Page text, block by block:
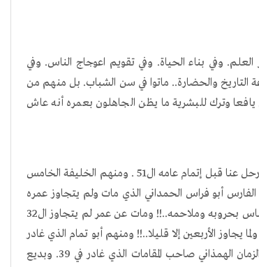
وفي بناء الحياة. وفي تقويم اعوجاج الناس. وفي
التاريخ والحضارة.. ماتوا في سن الشباب. بل منهم من
وترك للبشرية ما يظن الجاهلون بعمره أنه عاش
ومن هؤلاء رائد النهضة الجزائرية عبد الحميد بن باديس رحمه الله الذي رحل عنا قبل إتمام عامه ال51 . ومنهم الخليفة الخامس
الذي لم يستكمل عامه 40. ومنهم الشاعر الفارس أبو فراس الحمداني الذي مات ولم يتجاوز عمره
ال36 عاما. ومنهم الإسكندر المقدوني الذي ملأ الدنيا بصيته وسوطه وشغل الناس بحروبه وملاحمه..!! ومات عن عمر لم يتجاوز ال32
الأربعين إلا قليلا..!! ومنهم أبو تمام الذي غادر
دنيانا في سن ال35. وأبو القاسم الشابي الذي ارتحل في ربيعه ال26. وبديع الزمان الهمذاني صاحب المقامات الذي غادر في 39. وبديع